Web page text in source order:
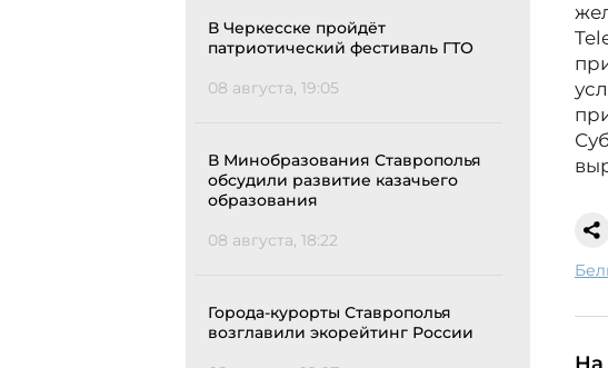
В Черкесске пройдёт
патриотический фестиваль ГТО
08 августа, 19:05
В Минобразования Ставрополья
обсудили развитие казачьего
образования
08 августа, 18:22
Города-курорты Ставрополья
возглавили экорейтинг России